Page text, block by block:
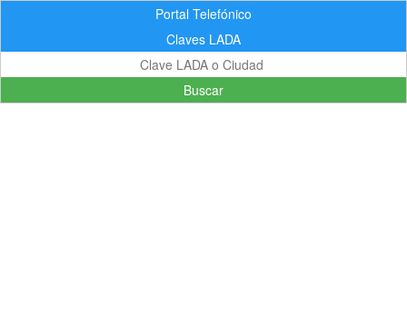
Portal Telefónico
Claves LADA
Buscar